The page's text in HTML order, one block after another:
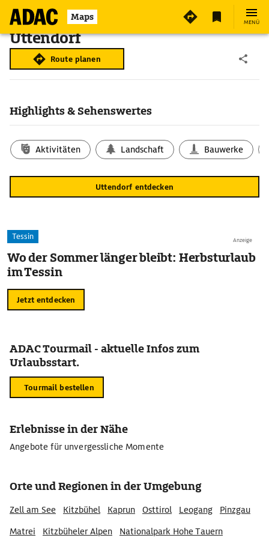
Maps MENÜ
Uttendorf
Route planen
Highlights & Sehenswertes
Aktivitäten Landschaft Bauwerke
Uttendorf entdecken
Anzeige
Tessin
Wo der Sommer länger bleibt: Herbsturlaub
im Tessin
Jetzt entdecken
ADAC Tourmail - aktuelle Infos zum
Urlaubsstart.
Tourmail bestellen
Erlebnisse in der Nähe
Angebote für unvergessliche Momente
Orte und Regionen in der Umgebung
Zell am See Kitzbühel Kaprun Osttirol Leogang
Pinzgau
Matrei
Kitzbüheler Alpen Nationalpark Hohe Tauern